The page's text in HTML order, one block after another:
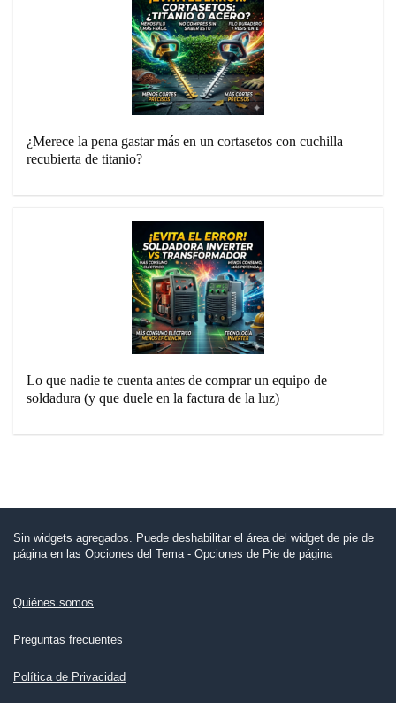
¿Merece la pena gastar más en un cortasetos con cuchilla
recubierta de titanio?
Lo que nadie te cuenta antes de comprar un equipo de
soldadura (y que duele en la factura de la luz)
Sin widgets agregados. Puede deshabilitar el área del widget de pie de
página en las Opciones del Tema - Opciones de Pie de página
Quiénes somos
Preguntas frecuentes
Política de Privacidad